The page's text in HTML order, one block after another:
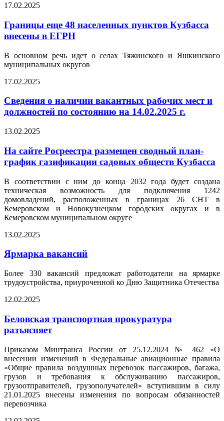
17.02.2025
Границы еще 48 населенных пунктов Кузбасса
внесены в ЕГРН
В основном речь идет о селах Тяжинского и Яшкинского
муниципальных округов
17.02.2025
Сведения о наличии вакантных рабочих мест и
должностей по состоянию на 14.02.2025 г.
13.02.2025
На сайте Росреестра размещен сводный план-
график газификации садовых обществ Кузбасса
В соответствии с ним до конца 2032 года будет создана
техническая возможность для подключения 1242
домовладений, расположенных в границах 26 СНТ в
Кемеровском и Новокузнецком городских округах и в
Кемеровском муниципальном округе
13.02.2025
Ярмарка вакансий
Более 330 вакансий предложат работодатели на ярмарке
трудоустройства, приуроченной ко Дню Защитника Отечества
12.02.2025
Беловская транспортная прокуратура
разъясняет
Приказом Минтранса России от 25.12.2024 № 462 «О
внесении изменений в Федеральные авиационные правила
«Общие правила воздушных перевозок пассажиров, багажа,
грузов и требования к обслуживанию пассажиров,
грузоотправителей, грузополучателей» вступившим в силу
21.01.2025 внесены изменения по вопросам обязанностей
перевозчика